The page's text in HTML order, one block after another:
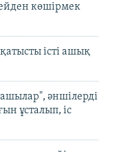
көшірмек
істі ашық
әншілерді
ұсталып, іс